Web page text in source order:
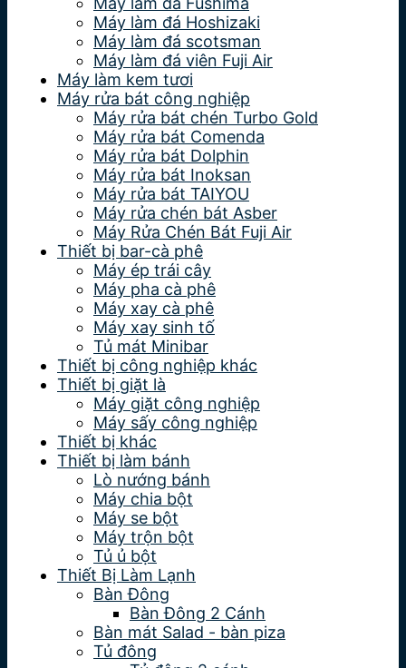
Máy làm đá Hoshizaki
Máy làm đá scotsman
Máy làm đá viên Fuji Air
Máy làm kem tươi
Máy rửa bát công nghiệp
Máy rửa bát chén Turbo Gold
Máy rửa bát Comenda
Máy rửa bát Dolphin
Máy rửa bát Inoksan
Máy rửa bát TAIYOU
Máy rửa chén bát Asber
Máy Rửa Chén Bát Fuji Air
Thiết bị bar-cà phê
Máy ép trái cây
Máy pha cà phê
Máy xay cà phê
Máy xay sinh tố
Tủ mát Minibar
Thiết bị công nghiệp khác
Thiết bị giặt là
Máy giặt công nghiệp
Máy sấy công nghiệp
Thiết bị khác
Thiết bị làm bánh
Lò nướng bánh
Máy chia bột
Máy se bột
Máy trộn bột
Tủ ủ bột
Thiết Bị Làm Lạnh
Bàn Đông
Bàn Đông 2 Cánh
Bàn mát Salad - bàn piza
Tủ đông